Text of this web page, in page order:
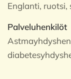
Englanti, ruotsi,
Palveluhenkilöt